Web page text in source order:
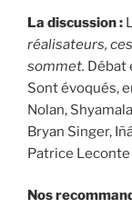
La discussion :
réalisateurs,
sommet. Débat
Sont évoqués,
Nolan,
Bryan Singer,
Patrice
Nos